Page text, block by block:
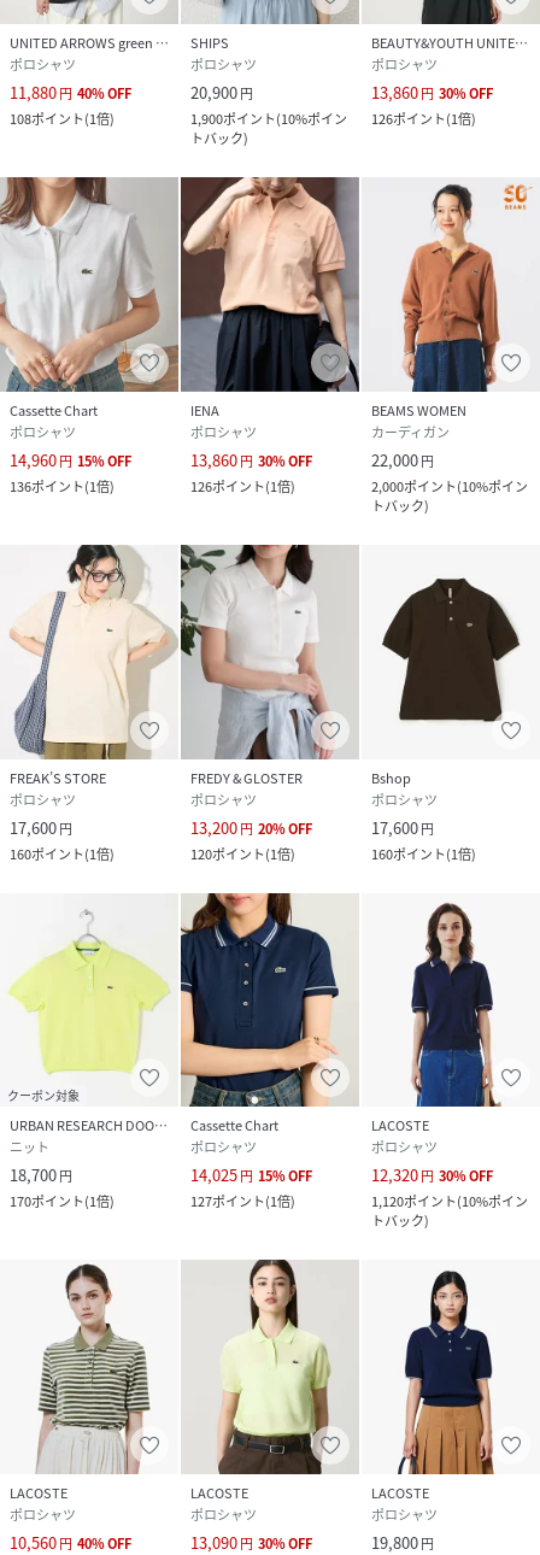
サイズ 34、36、38
品番
RE1885_13
13-02-0030-462-76-12 RE1885)
UNITED ARROWS green label relaxing
ポロシャツ
11,880円 40%OFF
108ポイント(1倍)
SHIPS
ポロシャツ
20,900円
1,900ポイント(10%ポイン
トバック)
BEAUTY&YOUTH UNITED ARROWS
ポロシャツ
13,860円 30%OFF
126ポイント(1倍)
Cassette Chart
ポロシャツ
14,960円 15%OFF
136ポイント(1倍)
IENA
ポロシャツ
13,860円 30%OFF
126ポイント(1倍)
BEAMS WOMEN
カーディガン
22,000円
2,000ポイント(10%ポイン
トバック)
FREAK’S STORE
ポロシャツ
17,600円
160ポイント(1倍)
FREDY & GLOSTER
ポロシャツ
13,200円 20%OFF
120ポイント(1倍)
Bshop
ポロシャツ
17,600円
160ポイント(1倍)
クーポン対象
URBAN RESEARCH DOORS
ニット
18,700円
170ポイント(1倍)
Cassette Chart
ポロシャツ
14,025円 15%OFF
127ポイント(1倍)
LACOSTE
ポロシャツ
12,320円 30%OFF
1,120ポイント(10%ポイン
トバック)
LACOSTE
ポロシャツ
10,560円 40%OFF
LACOSTE
ポロシャツ
13,090円 30%OFF
LACOSTE
ポロシャツ
19,800円